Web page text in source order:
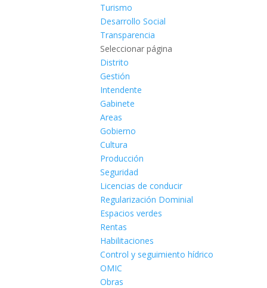
Turismo
Desarrollo Social
Transparencia
Seleccionar página
Distrito
Gestión
Intendente
Gabinete
Areas
Gobierno
Cultura
Producción
Seguridad
Licencias de conducir
Regularización Dominial
Espacios verdes
Rentas
Habilitaciones
Control y seguimiento hídrico
OMIC
Obras